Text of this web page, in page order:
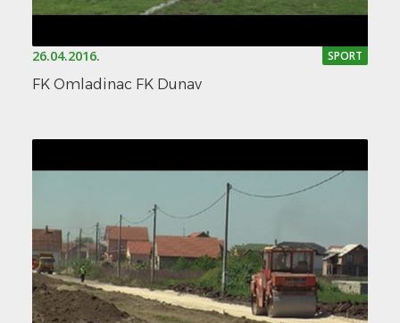
26.04.2016. SPORT
FK Omladinac FK Dunav